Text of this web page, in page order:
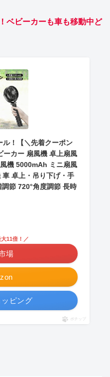
ベビーカーも車も移動中ど
ル！【＼先着クーポン
カー 扇風機 卓上扇風
機 5000mAh ミニ扇風
卓上・吊り下げ・手
節 720°角度調節 長時
11倍！／
場
ピング
ポチップ